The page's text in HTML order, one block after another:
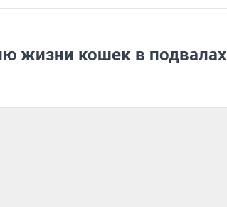
жизни кошек в подвалах